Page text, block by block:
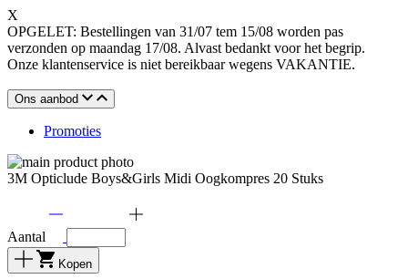
X
OPGELET: Bestellingen van 31/07 tem 15/08 worden pas
verzonden op maandag 17/08. Alvast bedankt voor het begrip.
Onze klantenservice is niet bereikbaar wegens VAKANTIE.
Ons aanbod
Promoties
3M Opticlude Boys&Girls Midi Oogkompres 20 Stuks
Aantal
Kopen